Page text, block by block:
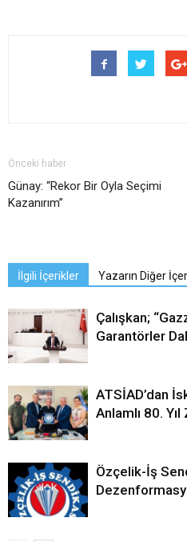
Önceki haber
Günay: “Rekor Bir Oyla Seçimi
Kazanırım”
İlgili İçerikler Yazarın Diğer
Çalışkan;
Garantörler
ATSİAD’dan
Anlamlı 80.
Özçelik-İş